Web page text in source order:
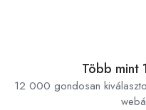
Több mint
12 000 gondosan